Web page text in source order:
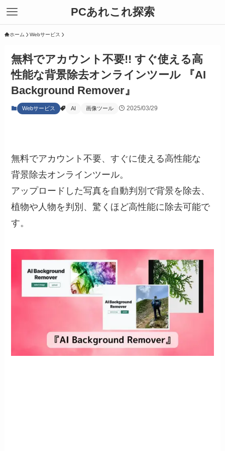
PCあれこれ探索
ホーム Webサービス
無料でアカウント不要!! すぐ使える高
性能な背景除去オンラインツール 『AI
Background Remover』
Webサービス AI 画像ツール 2025/03/29
無料でアカウント不要、すぐに使える高性能な
背景除去オンラインツール。
アップロードした写真を自動判別で背景を除去、
植物や人物を判別、驚くほど高性能に除去可能で
す。